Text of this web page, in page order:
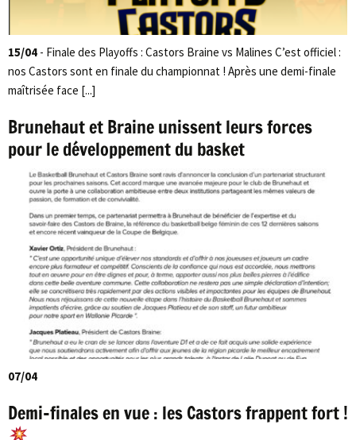
15/04 - Finale des Playoffs : Castors Braine vs Malines C’est officiel :
nos Castors sont en finale du championnat ! Après une demi-finale
maîtrisée face [...]
Brunehaut et Braine unissent leurs forces
pour le développement du basket
07/04
Demi-finales en vue : les Castors frappent fort !